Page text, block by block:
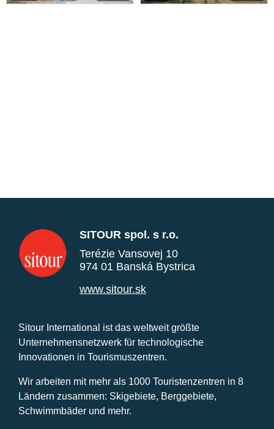
SITOUR spol. s r.o.
Terézie Vansovej 10
974 01 Banská Bystrica
www.sitour.sk
Sitour International ist das weltweit größte
Unternehmensnetzwerk für technologische
Innovationen in Tourismuszentren.
Wir arbeiten mit mehr als 1000 Touristenzentren in 8
Ländern zusammen: Skigebiete, Berggebiete,
Schwimmbäder und mehr.